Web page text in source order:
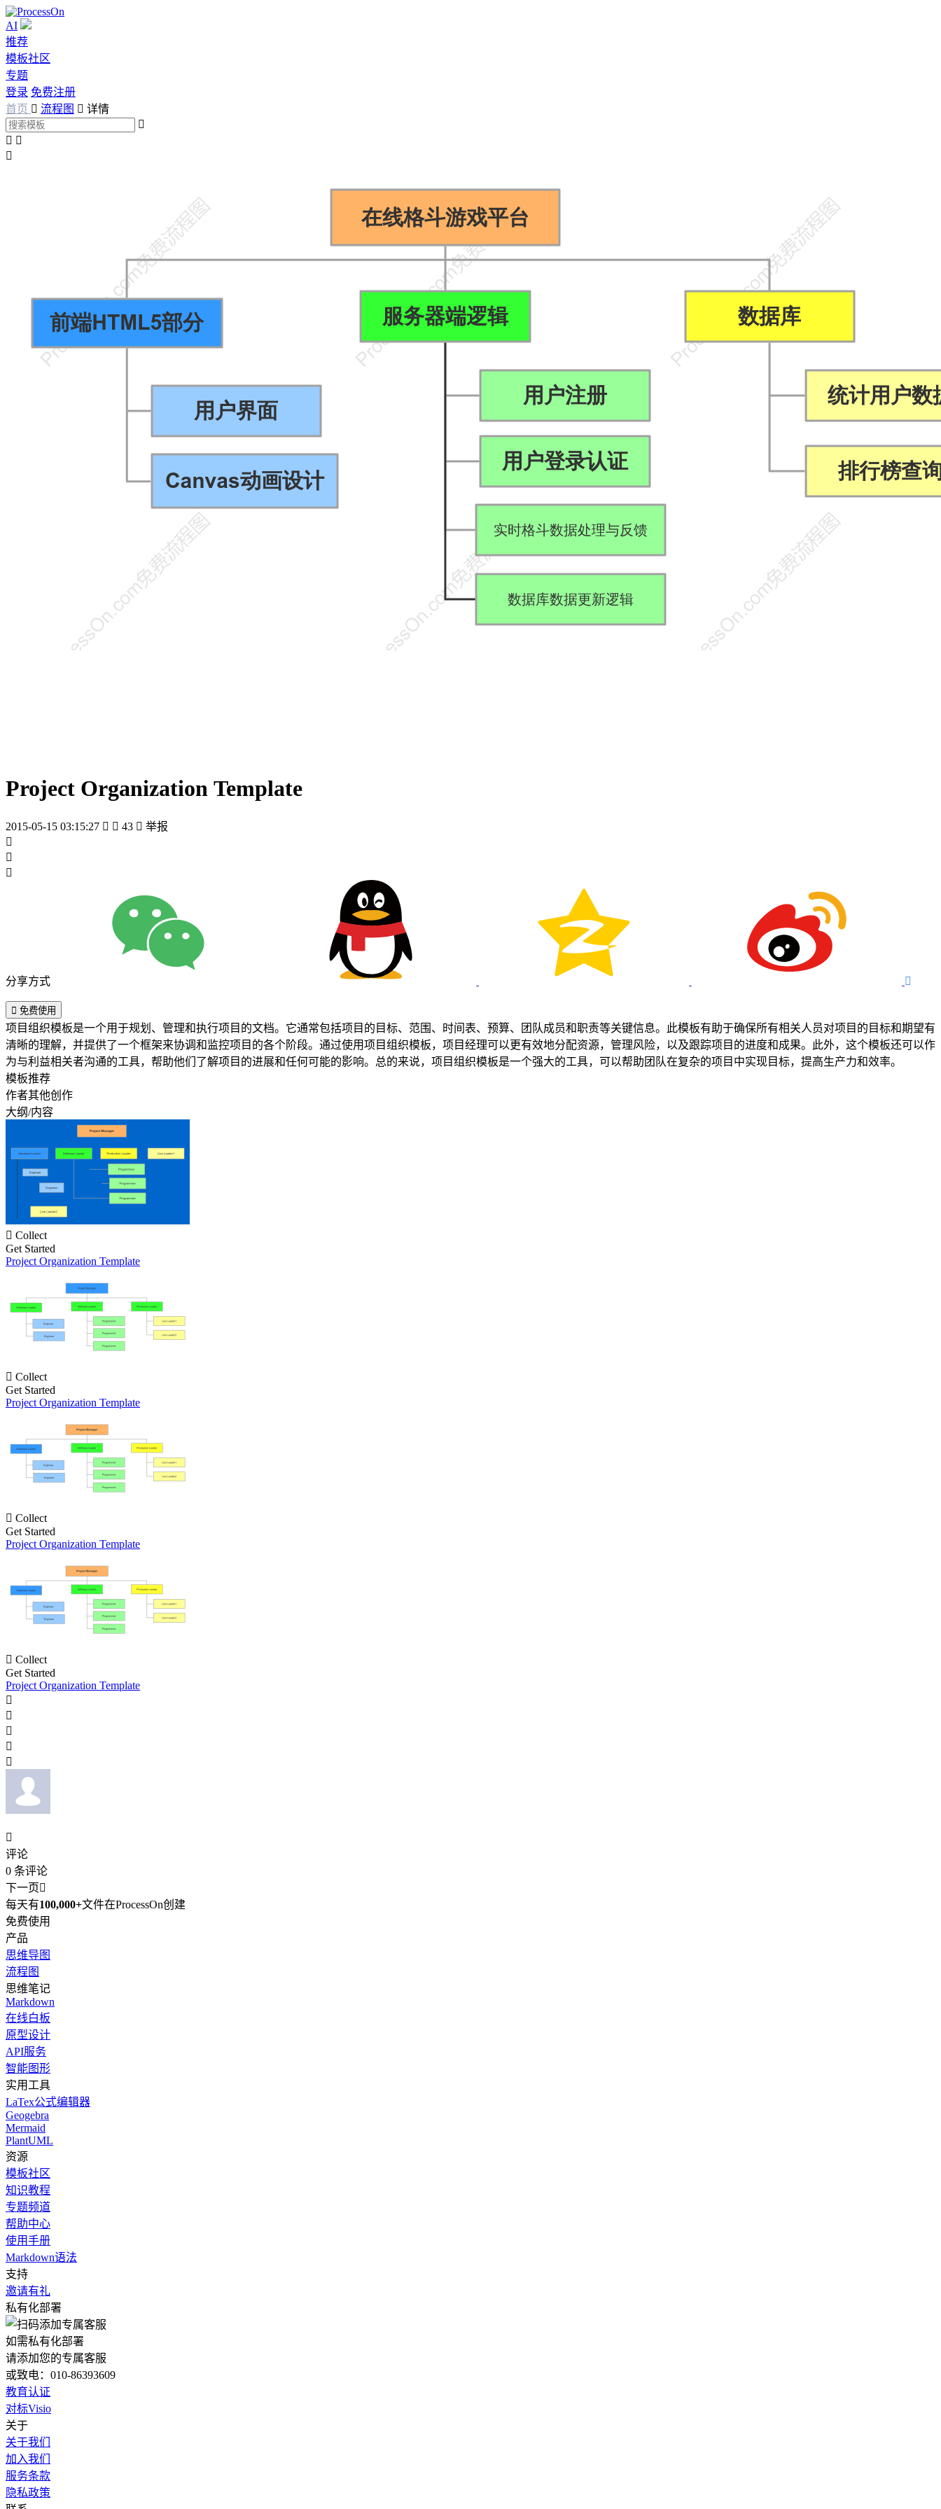
AI
推荐
模板社区
专题
登录 免费注册
首页  流程图  详情

 

Project Organization Template
2015-05-15 03:15:27   43  举报



分享方式 
 免费使用
项目组织模板是一个用于规划、管理和执行项目的文档。它通常包括项目的目标、范围、时间表、预算、团队成员和职责等关键信息。此模板有助于确保所有相关人员对项目的目标和期望有
清晰的理解，并提供了一个框架来协调和监控项目的各个阶段。通过使用项目组织模板，项目经理可以更有效地分配资源，管理风险，以及跟踪项目的进度和成果。此外，这个模板还可以作
为与利益相关者沟通的工具，帮助他们了解项目的进展和任何可能的影响。总的来说，项目组织模板是一个强大的工具，可以帮助团队在复杂的项目中实现目标，提高生产力和效率。
模板推荐
作者其他创作
大纲/内容
 Collect
Get Started
Project Organization Template
 Collect
Get Started
Project Organization Template
 Collect
Get Started
Project Organization Template
 Collect
Get Started
Project Organization Template






评论
0 条评论
下一页
每天有100,000+文件在ProcessOn创建
免费使用
产品
思维导图
流程图
思维笔记
Markdown
在线白板
原型设计
API服务
智能图形
实用工具
LaTex公式编辑器
Geogebra
Mermaid
PlantUML
资源
模板社区
知识教程
专题频道
帮助中心
使用手册
Markdown语法
支持
邀请有礼
私有化部署
如需私有化部署
请添加您的专属客服
或致电：010-86393609
教育认证
对标Visio
关于
关于我们
加入我们
服务条款
隐私政策